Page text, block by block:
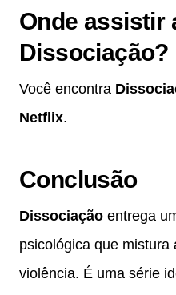
Onde assistir
Dissociação?
Você encontra
Netflix.
Conclusão
Dissociação entrega
psicológica que mistura
violência. É uma série